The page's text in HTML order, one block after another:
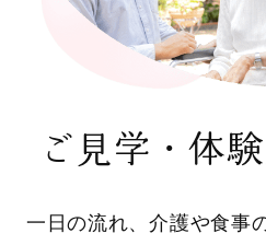
ご見学・体
一日の流れ、介護や食事